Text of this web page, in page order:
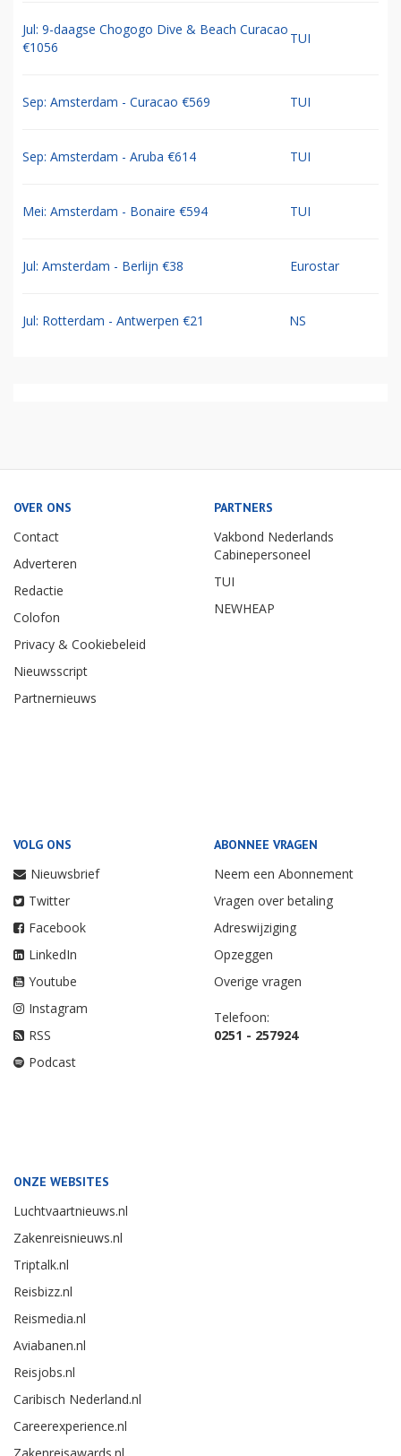
Jul: 9-daagse Chogogo Dive & Beach Curacao
€1056
TUI
Sep: Amsterdam - Curacao €569 TUI
Sep: Amsterdam - Aruba €614 TUI
Mei: Amsterdam - Bonaire €594 TUI
Jul: Amsterdam - Berlijn €38 Eurostar
Jul: Rotterdam - Antwerpen €21 NS
OVER ONS
Contact
Adverteren
Redactie
Colofon
Privacy & Cookiebeleid
Nieuwsscript
Partnernieuws
PARTNERS
Vakbond Nederlands
Cabinepersoneel
TUI
NEWHEAP
VOLG ONS
Nieuwsbrief
Twitter
Facebook
LinkedIn
Youtube
Instagram
RSS
Podcast
ABONNEE VRAGEN
Neem een Abonnement
Vragen over betaling
Adreswijziging
Opzeggen
Overige vragen
Telefoon:
0251 - 257924
ONZE WEBSITES
Luchtvaartnieuws.nl
Zakenreisnieuws.nl
Triptalk.nl
Reisbizz.nl
Reismedia.nl
Aviabanen.nl
Reisjobs.nl
Caribisch Nederland.nl
Careerexperience.nl